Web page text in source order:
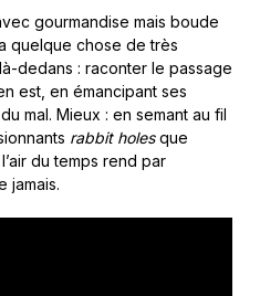
gourmandise mais boude
quelque chose de très
dedans : raconter le passage
est, en émancipant ses
mal. Mieux : en semant au fil
rabbit holesque
du temps rend par
jamais.